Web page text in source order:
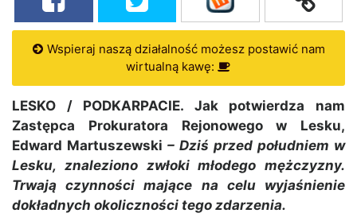
Wspieraj naszą działalność możesz postawić nam
wirtualną kawę:
LESKO / PODKARPACIE. Jak potwierdza nam
Zastępca Prokuratora Rejonowego w Lesku,
Edward Martuszewski – Dziś przed południem w
Lesku, znaleziono zwłoki młodego mężczyzny.
Trwają czynności mające na celu wyjaśnienie
dokładnych okoliczności tego zdarzenia.